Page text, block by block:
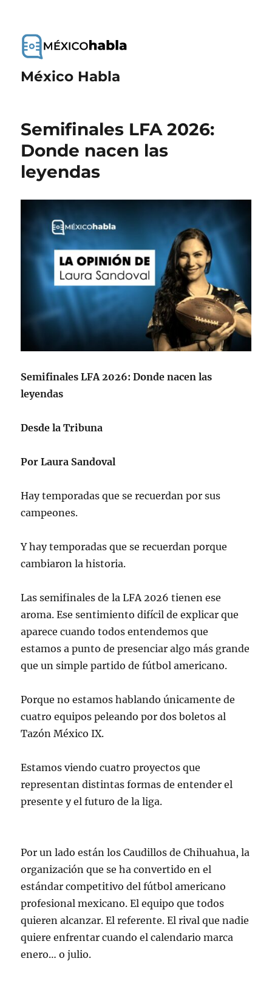
México Habla
Semifinales LFA 2026:
Donde nacen las
leyendas
Semifinales LFA 2026: Donde nacen las
leyendas
Desde la Tribuna
Por Laura Sandoval
Hay temporadas que se recuerdan por sus
campeones.
Y hay temporadas que se recuerdan porque
cambiaron la historia.
Las semifinales de la LFA 2026 tienen ese
aroma. Ese sentimiento difícil de explicar que
aparece cuando todos entendemos que
estamos a punto de presenciar algo más grande
que un simple partido de fútbol americano.
Porque no estamos hablando únicamente de
cuatro equipos peleando por dos boletos al
Tazón México IX.
Estamos viendo cuatro proyectos que
representan distintas formas de entender el
presente y el futuro de la liga.
Por un lado están los Caudillos de Chihuahua, la
organización que se ha convertido en el
estándar competitivo del fútbol americano
profesional mexicano. El equipo que todos
quieren alcanzar. El referente. El rival que nadie
quiere enfrentar cuando el calendario marca
enero… o julio.